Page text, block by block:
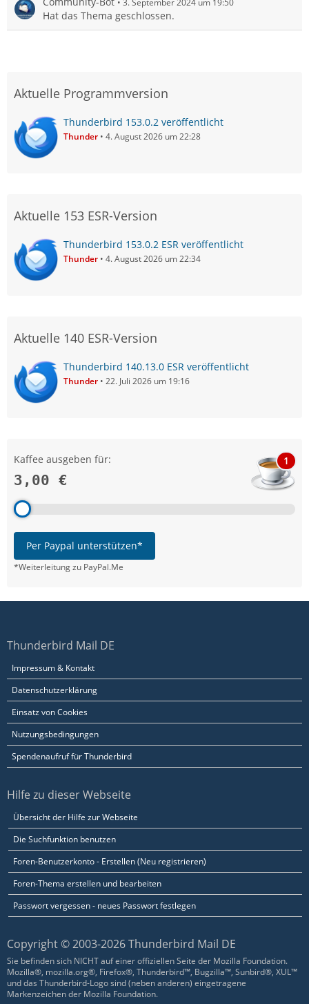
3. September 2024 um 19:50
Hat das Thema geschlossen.
Aktuelle Programmversion
Thunderbird 153.0.2 veröffentlicht
Thunder 4. August 2026 um 22:28
Aktuelle 153 ESR-Version
Thunderbird 153.0.2 ESR veröffentlicht
Thunder 4. August 2026 um 22:34
Aktuelle 140 ESR-Version
Thunderbird 140.13.0 ESR veröffentlicht
Thunder 22. Juli 2026 um 19:16
Kaffee ausgeben für:
3,00 €
1
Per Paypal unterstützen*
*Weiterleitung zu PayPal.Me
Thunderbird Mail DE
Impressum & Kontakt
Datenschutzerklärung
Einsatz von Cookies
Nutzungsbedingungen
Spendenaufruf für Thunderbird
Hilfe zu dieser Webseite
Übersicht der Hilfe zur Webseite
Die Suchfunktion benutzen
Foren-Benutzerkonto - Erstellen (Neu registrieren)
Foren-Thema erstellen und bearbeiten
Passwort vergessen - neues Passwort festlegen
Copyright © 2003-2026 Thunderbird Mail DE
Sie befinden sich NICHT auf einer offiziellen Seite der Mozilla Foundation.
Mozilla®, mozilla.org®, Firefox®, Thunderbird™, Bugzilla™, Sunbird®, XUL™
und das Thunderbird-Logo sind (neben anderen) eingetragene
Markenzeichen der Mozilla Foundation.